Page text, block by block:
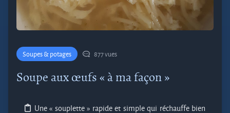
Soupes & potages 877 vues
Soupe aux œufs « à ma façon »
Une « souplette » rapide et simple qui réchauffe bien